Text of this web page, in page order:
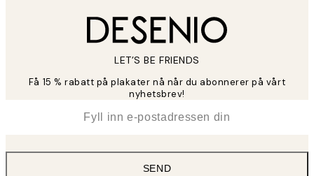
LET’S BE FRIENDS
Få 15 % rabatt på plakater nå når du abonnerer på vårt
nyhetsbrev!
SEND